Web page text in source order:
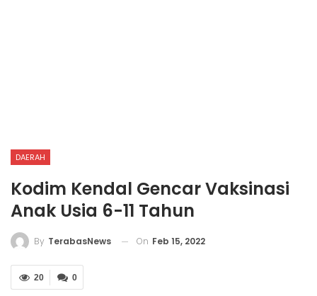
DAERAH
Kodim Kendal Gencar Vaksinasi
Anak Usia 6-11 Tahun
By TerabasNews On Feb 15, 2022
0
20